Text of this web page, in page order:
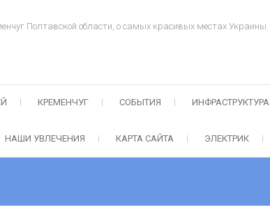
Полтавской области, о самых красивых местах Украины
КРЕМЕНЧУГ СОБЫТИЯ ИНФРАСТРУКТУРА
НАШИ УВЛЕЧЕНИЯ КАРТА САЙТА ЭЛЕКТРИК